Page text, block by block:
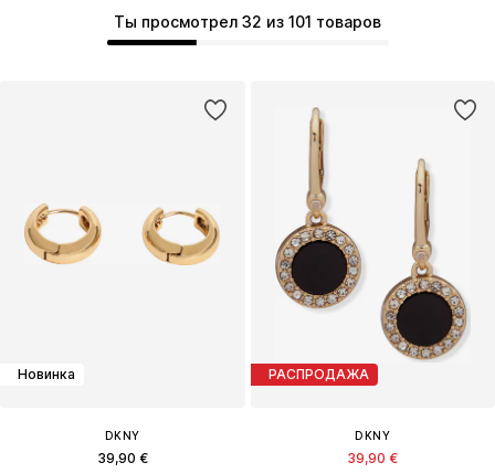
Ты просмотрел 32 из 101 товаров
Новинка
DKNY
39,90 €
РАСПРОДАЖА
DKNY
39,90 €